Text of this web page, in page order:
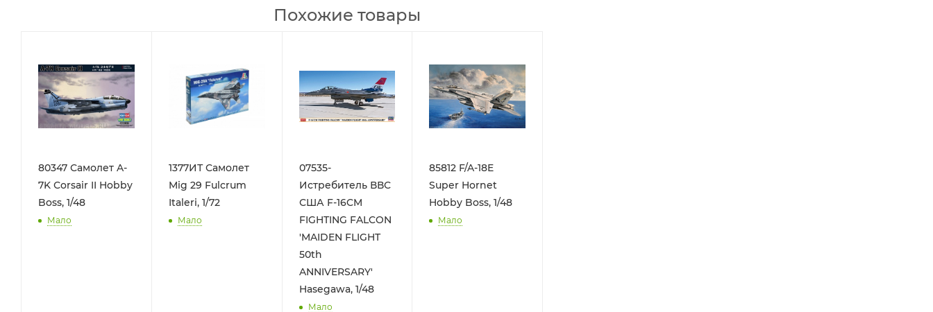
Похожие товары
80347 Самолет A-
7K Сorsair II Hobby
Boss, 1/48
Мало
1377ИТ Самолет
Mig 29 Fulcrum
Italeri, 1/72
Мало
07535-
Истребитель ВВС
США F-16CM
FIGHTING FALCON
'MAIDEN FLIGHT
50th
ANNIVERSARY'
Hasegawa, 1/48
Мало
85812 F/A-18E
Super Hornet
Hobby Boss, 1/48
Мало